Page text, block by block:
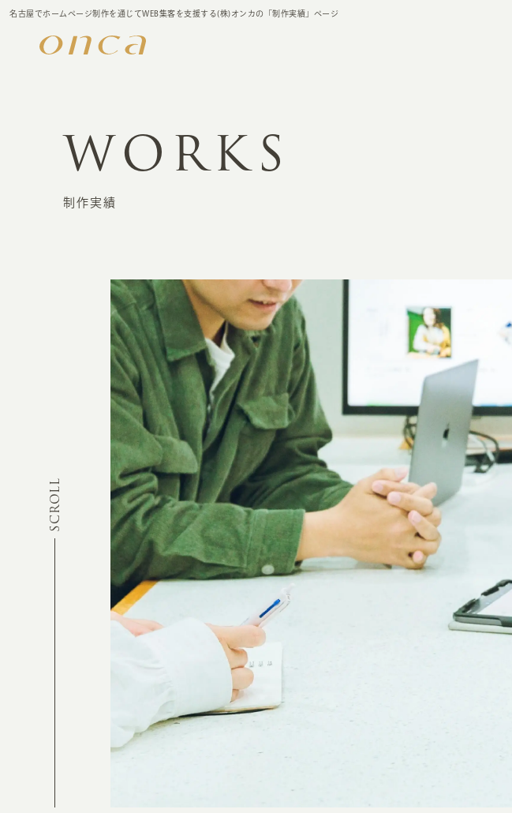
名古屋でホームページ制作を通じてWEB集客を支援する(株)オンカの「制作実績」ページ
WORKS
制作実績
SCROLL